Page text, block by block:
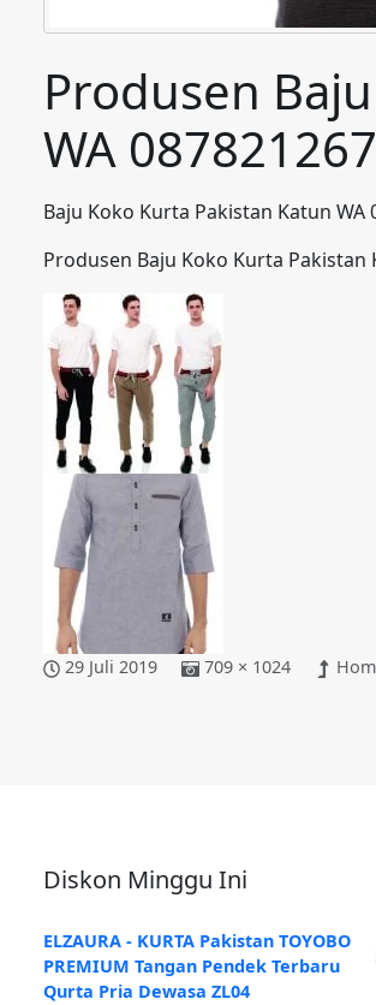
Produsen
WA
Baju Koko Kurta Pakistan Katun WA
Produsen Baju Koko Kurta Pakistan
29 Juli 2019 709 × 1024
Diskon Minggu Ini
ELZAURA - KURTA Pakistan TOYOBO
PREMIUM Tangan Pendek Terbaru
Qurta Pria Dewasa ZL04